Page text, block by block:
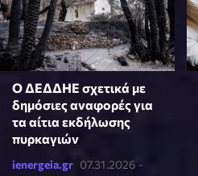
Ο ΔΕΔΔΗΕ σχετικά με
δημόσιες αναφορές για
τα αίτια εκδήλωσης
πυρκαγιών
ienergeia.gr 07.31.2026 -